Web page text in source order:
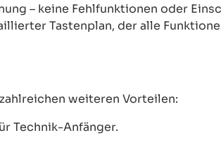
– keine Fehlfunktionen oder
Tastenplan, der alle
weiteren Vorteilen:
Technik-Anfänger.